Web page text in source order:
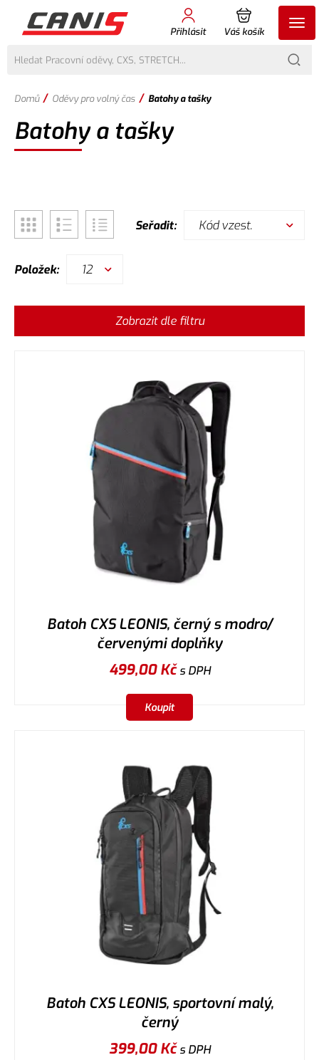
Přihlásit Váš košík
Domů / Oděvy pro volný čas / Batohy a tašky
Batohy a tašky
Seřadit: Kód vzest.
Položek: 12
Zobrazit dle filtru
Batoh CXS LEONIS, černý s modro/
červenými doplňky
499,00Kčs DPH
Koupit
Batoh CXS LEONIS, sportovní malý,
černý
399,00Kčs DPH